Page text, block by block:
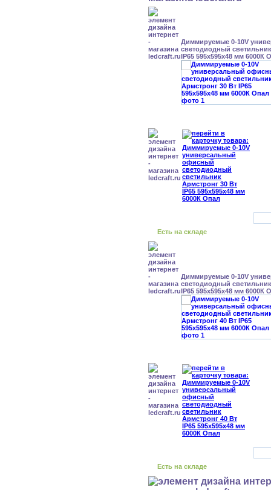
Диммируемые 0-10V
светодиодный
IP65 595x595x48 мм 6000К
Есть на складе
Диммируемые 0-10V
светодиодный
IP65 595x595x48 мм 6000К
Есть на складе